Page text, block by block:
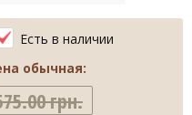
Есть в наличии
обычная:
грн.